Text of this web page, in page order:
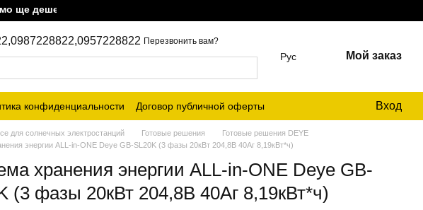
дешевше!
0987228822,0957228822 Перезвонить вам?
Рус Мой заказ
конфиденциальности Договор публичной оферты Вход
для солнечных электростанций Готовые решения
Готовые решения DEYE
энергии ALL-in-ONE Deye GB-SL20K (3 фазы 20кВт 204,8В 40Аг 8,19кВт*ч)
хранения энергии ALL-in-ONE Deye GB-
(3 фазы 20кВт 204,8В 40Аг 8,19кВт*ч)